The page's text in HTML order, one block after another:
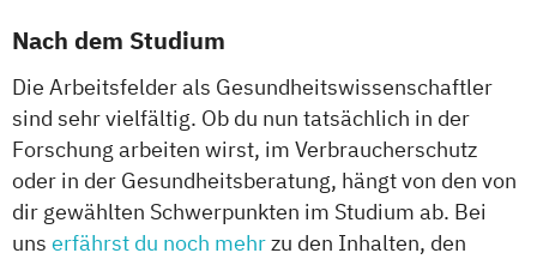
Nach dem Studium
Die Arbeitsfelder als Gesundheitswissenschaftler
sind sehr vielfältig. Ob du nun tatsächlich in der
Forschung arbeiten wirst, im Verbraucherschutz
oder in der Gesundheitsberatung, hängt von den von
dir gewählten Schwerpunkten im Studium ab. Bei
uns erfährst du noch mehrzu den Inhalten, den